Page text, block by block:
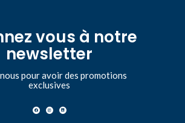
vous à notre
newsletter
pour avoir des promotions
exclusives